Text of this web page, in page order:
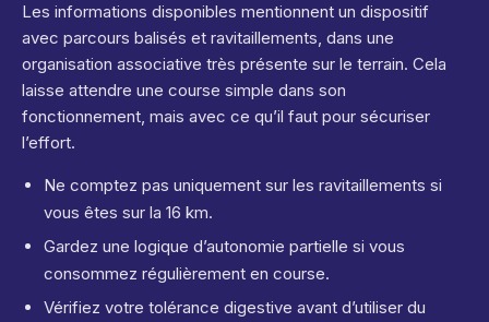
Les informations disponibles mentionnent un dispositif
avec parcours balisés et ravitaillements, dans une
organisation associative très présente sur le terrain. Cela
laisse attendre une course simple dans son
fonctionnement, mais avec ce qu’il faut pour sécuriser
l’effort.
Ne comptez pas uniquement sur les ravitaillements si
vous êtes sur la 16 km.
Gardez une logique d’autonomie partielle si vous
consommez régulièrement en course.
Vérifiez votre tolérance digestive avant d’utiliser du